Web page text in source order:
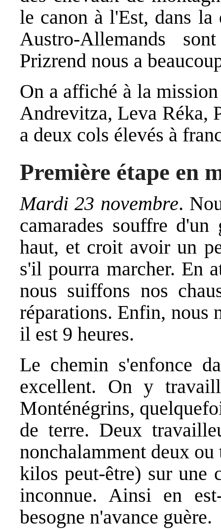
le canon à l'Est, dans
Austro-Allemands
Prizrend nous a
On a affiché à la
Andrevitza, Leva Réka,
a deux cols élevés à
Première étape en
Mardi 23 novembre.
camarades souffre
haut, et croit avoir un
s'il pourra marcher. En
nous suiffons nos
réparations. Enfin, nous
il est 9 heures.
Le chemin s'enfonce
excellent. On y
Monténégrins,
de terre. Deux
nonchalamment deux
kilos peut-être) sur une
inconnue. Ainsi en
besogne n'avance guère.